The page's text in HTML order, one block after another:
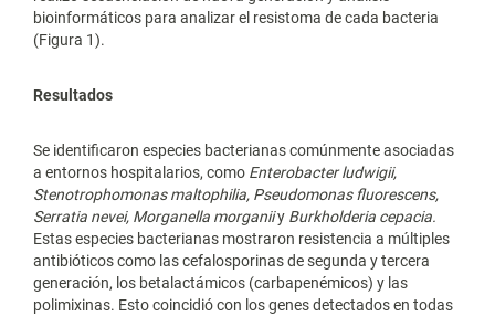
bioinformáticos para analizar el resistoma de cada bacteria
(Figura 1).
Resultados
Se identificaron especies bacterianas comúnmente asociadas
a entornos hospitalarios, como Enterobacter ludwigii,
Stenotrophomonas maltophilia, Pseudomonas fluorescens,
Serratia nevei, Morganella morganiiy Burkholderia cepacia.
Estas especies bacterianas mostraron resistencia a múltiples
antibióticos como las cefalosporinas de segunda y tercera
generación, los betalactámicos (carbapenémicos) y las
polimixinas. Esto coincidió con los genes detectados en todas